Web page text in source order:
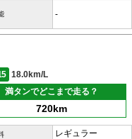
-
18.0km/L
満タンでどこまで走る？
720km
レギュラー